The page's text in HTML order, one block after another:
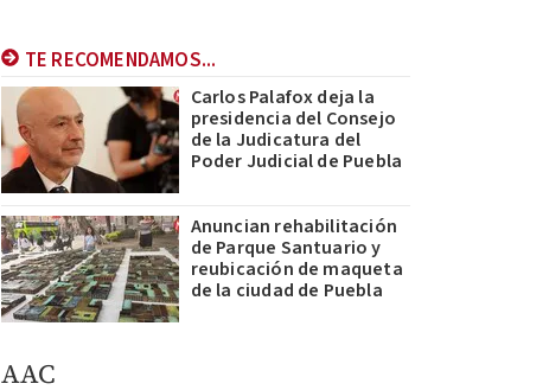
TE RECOMENDAMOS...
Carlos Palafox deja la
presidencia del Consejo
de la Judicatura del
Poder Judicial de Puebla
Anuncian rehabilitación
de Parque Santuario y
reubicación de maqueta
de la ciudad de Puebla
AAC